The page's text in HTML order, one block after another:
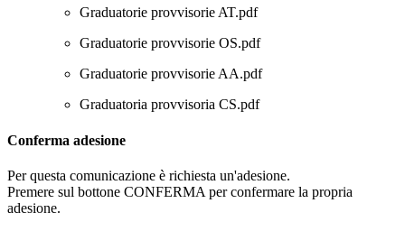
Graduatorie provvisorie AT.pdf
Graduatorie provvisorie OS.pdf
Graduatorie provvisorie AA.pdf
Graduatoria provvisoria CS.pdf
Conferma adesione
Per questa comunicazione è richiesta un'adesione.
Premere sul bottone CONFERMA per confermare la propria
adesione.